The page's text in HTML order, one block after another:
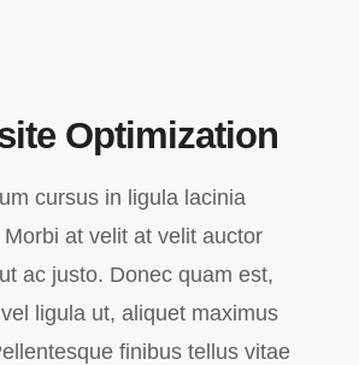
Optimization
cursus in ligula lacinia
Morbi at velit at velit auctor
ac justo. Donec quam est,
ligula ut, aliquet maximus
finibus tellus vitae